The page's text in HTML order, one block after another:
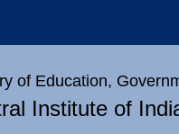
of Education,
Institute of